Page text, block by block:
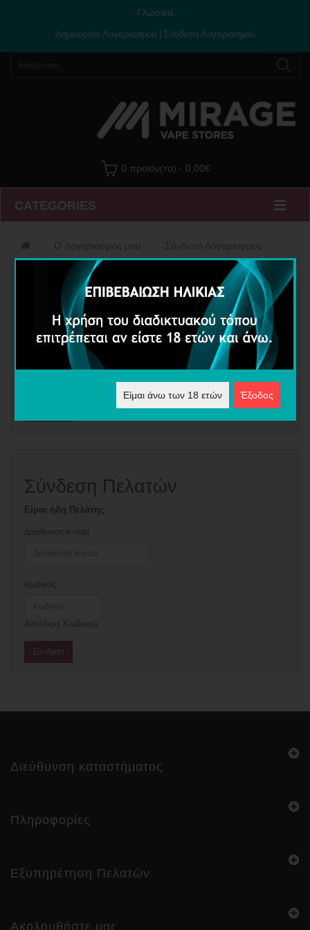
Γλώσσα
Δημιουργία Λογαριασμού Σύνδεση Λογαριασμού
0 προϊόν(τα) - 0,00€
CATEGORIES
O Λογαριασμός μου Σύνδεση Λογαριασμού
Νέος Πελάτης
Δημιουργία Λογαριασμού
Δημιουργώντας έναν λογαριασμό, θα μπορείτε να ψωνίζετε
ταχύτερα, να ενημερώνεστε για την κατάσταση της τρέχουσας
παραγγελίας σας και να παρακολουθείτε τις παλαιότερες
Σύνδεση Πελατών
Είμαι ήδη Πελάτης
Διεύθυνση e-mail
Κωδικός
Απώλεια Κωδικού
Διεύθυνση καταστήματος
Πληροφορίες
Εξυπηρέτηση Πελατών
Ακολουθήστε μας
Είμαι άνω των 18 ετών Έξοδος